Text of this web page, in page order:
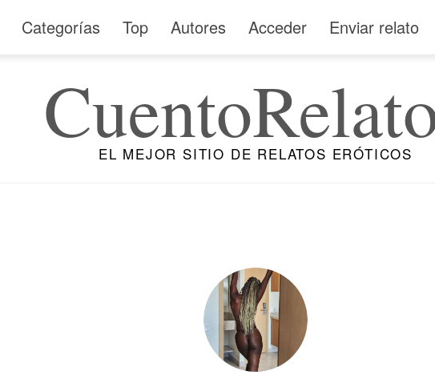
Categorías Top Autores Acceder Enviar relato
EL MEJOR SITIO DE RELATOS ERÓTICOS